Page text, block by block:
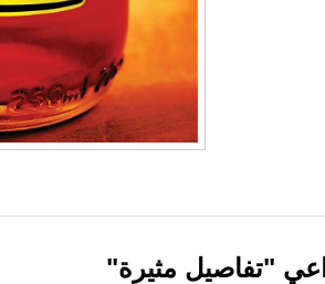
"تفاصيل مثيرة"